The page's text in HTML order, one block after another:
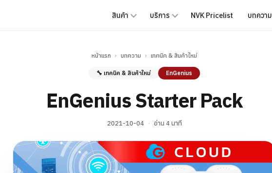
สินค้า บริการ NVK Pricelist บทความ
หน้าแรก › บทความ › เทคนิค & สินค้าใหม่
🔧 เทคนิค & สินค้าใหม่ EnGenius
EnGenius Starter Pack
2021-10-04 · อ่าน 4 นาที